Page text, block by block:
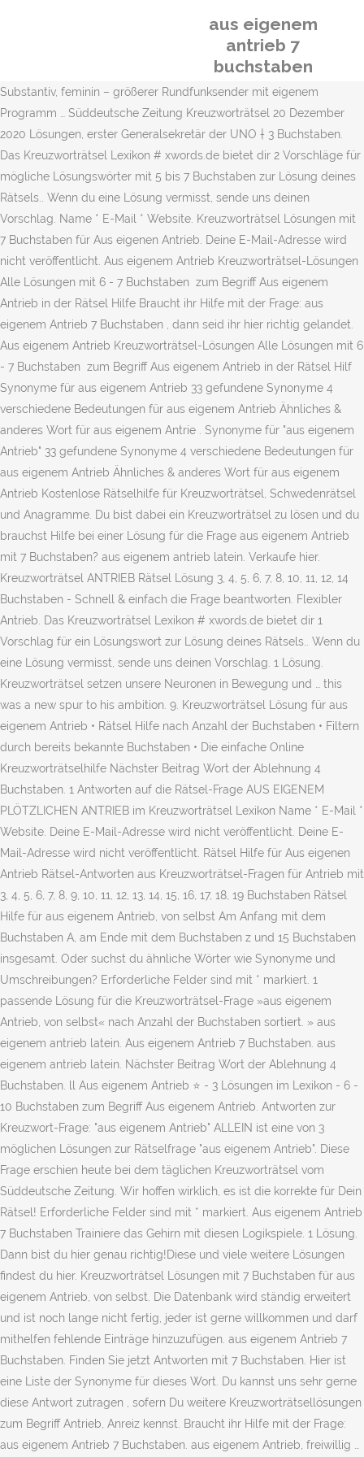
aus eigenem
antrieb 7
buchstaben
Substantiv, feminin – größerer Rundfunksender mit eigenem
Programm … Süddeutsche Zeitung Kreuzworträtsel 20 Dezember
2020 Lösungen, erster Generalsekretär der UNO † 3 Buchstaben.
Das Kreuzworträtsel Lexikon # xwords.de bietet dir 2 Vorschläge für
mögliche Lösungswörter mit 5 bis 7 Buchstaben zur Lösung deines
Rätsels.. Wenn du eine Lösung vermisst, sende uns deinen
Vorschlag. Name * E-Mail * Website. Kreuzworträtsel Lösungen mit
7 Buchstaben für Aus eigenen Antrieb. Deine E-Mail-Adresse wird
nicht veröffentlicht. Aus eigenem Antrieb Kreuzworträtsel-Lösungen
Alle Lösungen mit 6 - 7 Buchstaben ️ zum Begriff Aus eigenem
Antrieb in der Rätsel Hilfe Braucht ihr Hilfe mit der Frage: aus
eigenem Antrieb 7 Buchstaben , dann seid ihr hier richtig gelandet.
Aus eigenem Antrieb Kreuzworträtsel-Lösungen Alle Lösungen mit 6
- 7 Buchstaben ️ zum Begriff Aus eigenem Antrieb in der Rätsel Hilf
Synonyme für aus eigenem Antrieb 33 gefundene Synonyme 4
verschiedene Bedeutungen für aus eigenem Antrieb Ähnliches &
anderes Wort für aus eigenem Antrie . Synonyme für "aus eigenem
Antrieb" 33 gefundene Synonyme 4 verschiedene Bedeutungen für
aus eigenem Antrieb Ähnliches & anderes Wort für aus eigenem
Antrieb Kostenlose Rätselhilfe für Kreuzworträtsel, Schwedenrätsel
und Anagramme. Du bist dabei ein Kreuzworträtsel zu lösen und du
brauchst Hilfe bei einer Lösung für die Frage aus eigenem Antrieb
mit 7 Buchstaben? aus eigenem antrieb latein. Verkaufe hier.
Kreuzworträtsel ANTRIEB Rätsel Lösung 3, 4, 5, 6, 7, 8, 10, 11, 12, 14
Buchstaben - Schnell & einfach die Frage beantworten. Flexibler
Antrieb. Das Kreuzworträtsel Lexikon # xwords.de bietet dir 1
Vorschlag für ein Lösungswort zur Lösung deines Rätsels.. Wenn du
eine Lösung vermisst, sende uns deinen Vorschlag. 1 Lösung.
Kreuzworträtsel setzen unsere Neuronen in Bewegung und … this
was a new spur to his ambition. 9. Kreuzworträtsel Lösung für aus
eigenem Antrieb • Rätsel Hilfe nach Anzahl der Buchstaben • Filtern
durch bereits bekannte Buchstaben • Die einfache Online
Kreuzworträtselhilfe Nächster Beitrag Wort der Ablehnung 4
Buchstaben. 1 Antworten auf die Rätsel-Frage AUS EIGENEM
PLÖTZLICHEN ANTRIEB im Kreuzworträtsel Lexikon Name * E-Mail *
Website. Deine E-Mail-Adresse wird nicht veröffentlicht. Deine E-
Mail-Adresse wird nicht veröffentlicht. Rätsel Hilfe für Aus eigenen
Antrieb Rätsel-Antworten aus Kreuzworträtsel-Fragen für Antrieb mit
3, 4, 5, 6, 7, 8, 9, 10, 11, 12, 13, 14, 15, 16, 17, 18, 19 Buchstaben Rätsel
Hilfe für aus eigenem Antrieb, von selbst Am Anfang mit dem
Buchstaben A, am Ende mit dem Buchstaben z und 15 Buchstaben
insgesamt. Oder suchst du ähnliche Wörter wie Synonyme und
Umschreibungen? Erforderliche Felder sind mit * markiert. 1
passende Lösung für die Kreuzworträtsel-Frage »aus eigenem
Antrieb, von selbst« nach Anzahl der Buchstaben sortiert. » aus
eigenem antrieb latein. Aus eigenem Antrieb 7 Buchstaben. aus
eigenem antrieb latein. Nächster Beitrag Wort der Ablehnung 4
Buchstaben. ll Aus eigenem Antrieb ⭐ - 3 Lösungen im Lexikon - 6 -
10 Buchstaben zum Begriff Aus eigenem Antrieb. Antworten zur
Kreuzwort-Frage: "aus eigenem Antrieb" ALLEIN ist eine von 3
möglichen Lösungen zur Rätselfrage "aus eigenem Antrieb". Diese
Frage erschien heute bei dem täglichen Kreuzworträtsel vom
Süddeutsche Zeitung. Wir hoffen wirklich, es ist die korrekte für Dein
Rätsel! Erforderliche Felder sind mit * markiert. Aus eigenem Antrieb
7 Buchstaben Trainiere das Gehirn mit diesen Logikspiele. 1 Lösung.
Dann bist du hier genau richtig!Diese und viele weitere Lösungen
findest du hier. Kreuzworträtsel Lösungen mit 7 Buchstaben für aus
eigenem Antrieb, von selbst. Die Datenbank wird ständig erweitert
und ist noch lange nicht fertig, jeder ist gerne willkommen und darf
mithelfen fehlende Einträge hinzuzufügen. aus eigenem Antrieb 7
Buchstaben. Finden Sie jetzt Antworten mit 7 Buchstaben. Hier ist
eine Liste der Synonyme für dieses Wort. Du kannst uns sehr gerne
diese Antwort zutragen , sofern Du weitere Kreuzworträtsellösungen
zum Begriff Antrieb, Anreiz kennst. Braucht ihr Hilfe mit der Frage:
aus eigenem Antrieb 7 Buchstaben. aus eigenem Antrieb, freiwillig …